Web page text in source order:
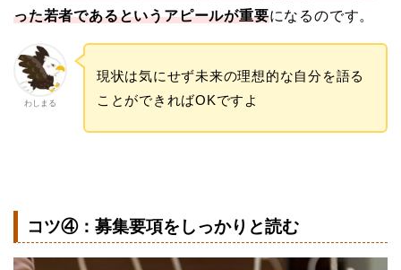
った若者であるというアピールが重要になるのです。
わしまる
現状は気にせず未来の理想的な自分を語る
ことができればOKですよ
コツ④：募集要項をしっかりと読む